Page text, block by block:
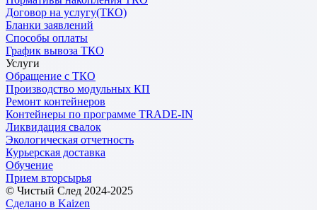
Договор на услугу(ТКО)
Бланки заявлений
Способы оплаты
График вывоза ТКО
Услуги
Обращение с ТКО
Производство модульных КП
Ремонт контейнеров
Контейнеры по программе TRADE-IN
Ликвидация свалок
Экологическая отчетность
Курьерская доставка
Обучение
Прием вторсырья
© Чистый След 2024-2025
Сделано в Kaizen